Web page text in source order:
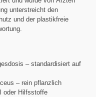
unterstreicht den
und der plastikfreie
– standardisiert auf
– rein pflanzlich
oder Hilfsstoffe